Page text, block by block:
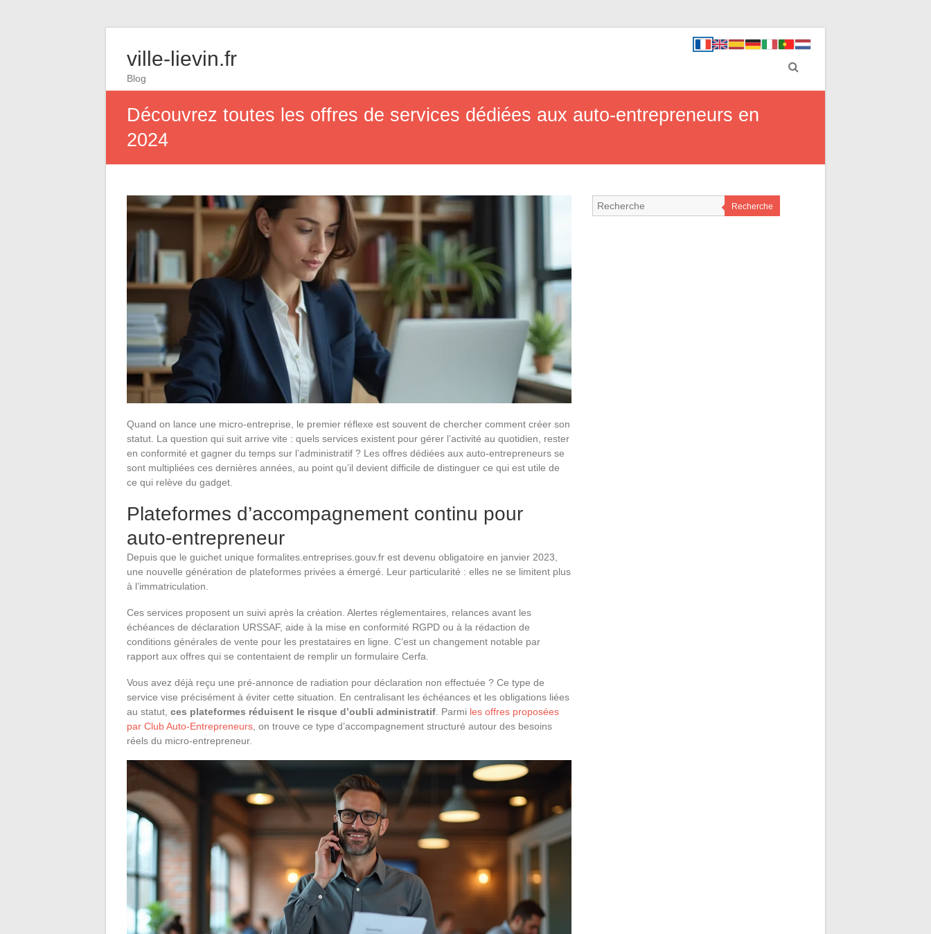
ville-lievin.fr
Blog
Découvrez toutes les offres de services dédiées aux auto-entrepreneurs en
2024
Quand on lance une micro-entreprise, le premier réflexe est souvent de chercher comment créer son
statut. La question qui suit arrive vite : quels services existent pour gérer l’activité au quotidien, rester
en conformité et gagner du temps sur l’administratif ? Les offres dédiées aux auto-entrepreneurs se
sont multipliées ces dernières années, au point qu’il devient difficile de distinguer ce qui est utile de
ce qui relève du gadget.
Plateformes d’accompagnement continu pour
auto-entrepreneur
Depuis que le guichet unique formalites.entreprises.gouv.fr est devenu obligatoire en janvier 2023,
une nouvelle génération de plateformes privées a émergé. Leur particularité : elles ne se limitent plus
à l’immatriculation.
Ces services proposent un suivi après la création. Alertes réglementaires, relances avant les
échéances de déclaration URSSAF, aide à la mise en conformité RGPD ou à la rédaction de
conditions générales de vente pour les prestataires en ligne. C’est un changement notable par
rapport aux offres qui se contentaient de remplir un formulaire Cerfa.
Vous avez déjà reçu une pré-annonce de radiation pour déclaration non effectuée ? Ce type de
service vise précisément à éviter cette situation. En centralisant les échéances et les obligations liées
au statut, ces plateformes réduisent le risque d’oubli administratif . Parmi les offres proposées
par Club Auto-Entrepreneurs , on trouve ce type d’accompagnement structuré autour des besoins
réels du micro-entrepreneur.
Recherche